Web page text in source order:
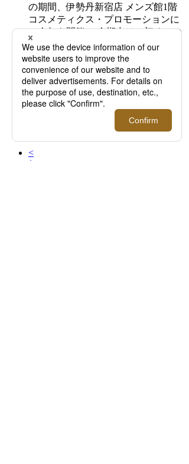
の期間、伊勢丹新宿店 メンズ館1階
コスメティクス・プロモーションに
て今年も開催。 会期中は、初めての
一本として手に取りたい定番のフレ
グランスメゾンから、個性を大切に
したい方に向けたクリエイターブラ
ンドまで幅広く展開します。 自分ら
しさを引き立てる一本の香りに出会
い、その日の装いや気分に寄り添っ
て香りを選ぶ——そんなフレグラン
<
1